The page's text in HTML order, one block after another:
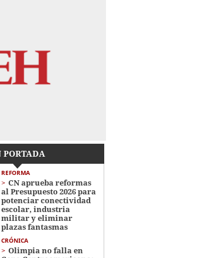
PORTADA
REFORMA
CN aprueba reformas
al Presupuesto 2026 para
potenciar conectividad
escolar, industria
militar y eliminar
plazas fantasmas
CRÓNICA
Olimpia no falla en